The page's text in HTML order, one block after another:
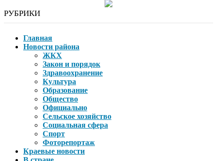
РУБРИКИ
Главная
Новости района
ЖКХ
Закон и порядок
Здравоохранение
Культура
Образование
Общество
Официально
Сельское хозяйство
Социальная сфера
Спорт
Фоторепортаж
Краевые новости